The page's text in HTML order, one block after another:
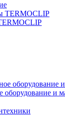
оборудование и